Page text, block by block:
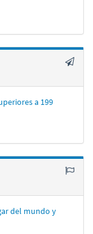
a 199
del mundo y